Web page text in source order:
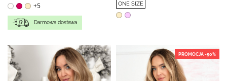
+5
Darmowa dostawa
ONE SIZE
PROMOCJA -50%